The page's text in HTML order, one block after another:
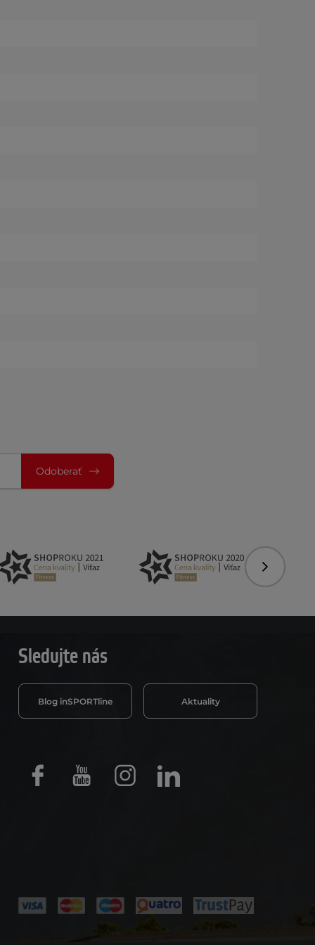
Odoberať
Sledujte nás
Blog inSPORTline Aktuality
FacebookYoutube InstagramLinkedIn